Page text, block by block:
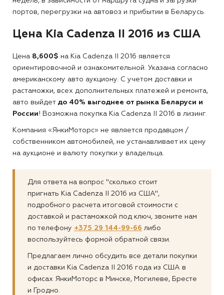
портов, перегрузки на автовоз и прибытии в Беларусь.
Цена Kia Cadenza II 2016 из США
Цена 8,600$ на Kia Cadenza II 2016 является
ориентировочной и ознакомительной. Указана согласно
американскому авто аукциону. С учетом доставки и
растаможки, всех дополнительных платежей и ремонта,
авто выйдет до 40% выгоднее от рынка Беларуси и
России! Возможна покупка Kia Cadenza II 2016 в лизинг.
Компания «ЯнкиМоторс» не является продавцом /
собственником автомобилей, не устанавливает их цену
на аукционе и валюту покупки у владельца.
Для ответа на вопрос "сколько стоит
пригнать Kia Cadenza II 2016 из США",
подробного расчета итоговой стоимости с
доставкой и растаможкой под ключ, звоните нам
по телефону +375 29 144-99-66 либо
воспользуйтесь формой обратной связи.
Предлагаем лично обсудить все детали покупки
и доставки Kia Cadenza II 2016 года из США в
офисах ЯнкиМоторс в Минске, Могилеве, Бресте
и Гродно.